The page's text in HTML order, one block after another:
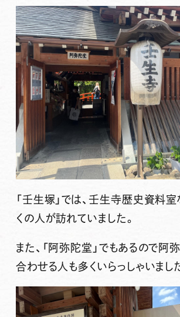
「壬生塚」では、壬生寺歴史資料室
くの人が訪れていました。
また、「阿弥陀堂」でもあるので阿
合わせる人も多くいらっしゃいまし